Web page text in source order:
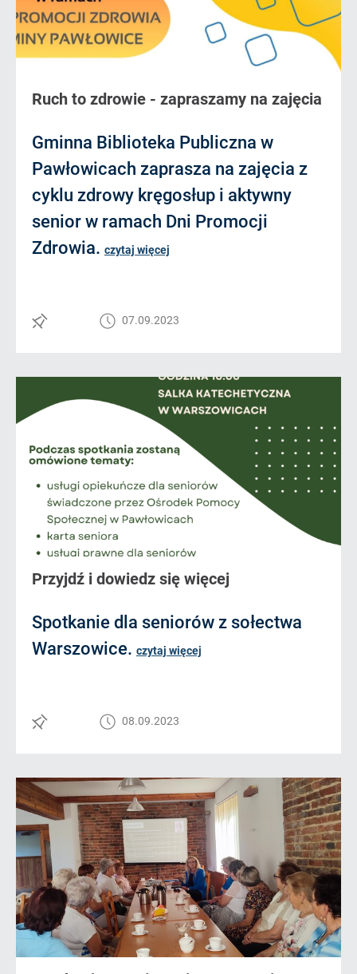
Ruch to zdrowie - zapraszamy na zajęcia
Gminna Biblioteka Publiczna w
Pawłowicach zaprasza na zajęcia z
cyklu zdrowy kręgosłup i aktywny
senior w ramach Dni Promocji
Zdrowia. czytaj więcej
07.09.2023
Przyjdź i dowiedz się więcej
Spotkanie dla seniorów z sołectwa
Warszowice. czytaj więcej
08.09.2023